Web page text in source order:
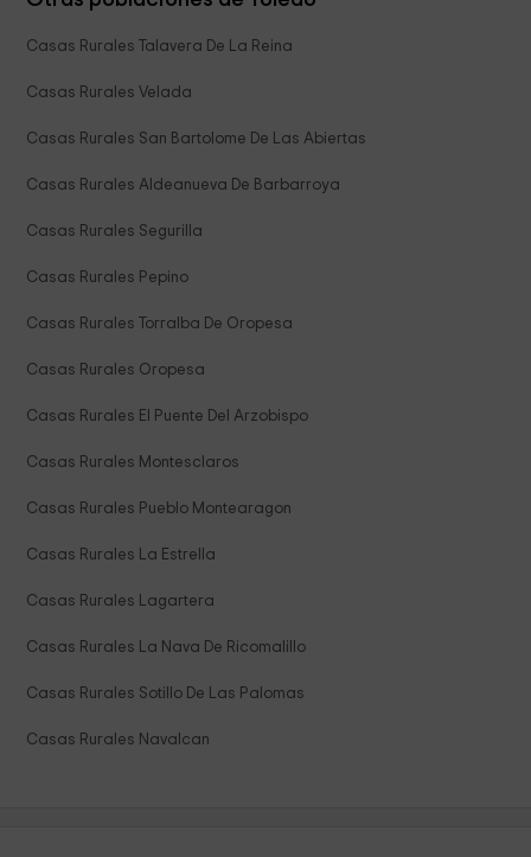
Casas Rurales Talavera De La Reina
Casas Rurales Velada
Casas Rurales San Bartolome De Las Abiertas
Casas Rurales Aldeanueva De Barbarroya
Casas Rurales Segurilla
Casas Rurales Pepino
Casas Rurales Torralba De Oropesa
Casas Rurales Oropesa
Casas Rurales El Puente Del Arzobispo
Casas Rurales Montesclaros
Casas Rurales Pueblo Montearagon
Casas Rurales La Estrella
Casas Rurales Lagartera
Casas Rurales La Nava De Ricomalillo
Casas Rurales Sotillo De Las Palomas
Casas Rurales Navalcan